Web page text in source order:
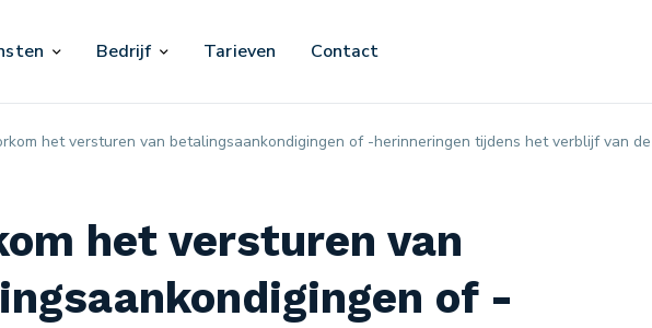
Bedrijf Tarieven Contact
het versturen van betalingsaankondigingen of -herinneringen tijdens het verblijf van
het versturen van
of -